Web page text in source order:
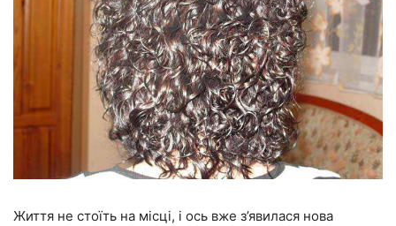
Життя не стоїть на місці, і ось вже з’явилася нова